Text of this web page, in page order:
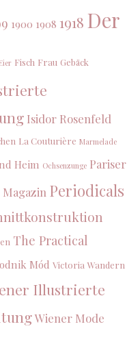
1900 1908 1918 Der
Fisch Frau Gebäck
Isidor Rosenfeld
La Couturière Marmelade
Heim Ochsenzunge Pariser
Periodicals
The Practical
Mód Victoria Wandern
Illustrierte
Wiener Mode